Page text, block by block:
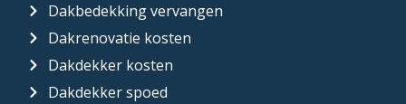
Dakbedekking vervangen
Dakrenovatie kosten
Dakdekker kosten
Dakdekker spoed